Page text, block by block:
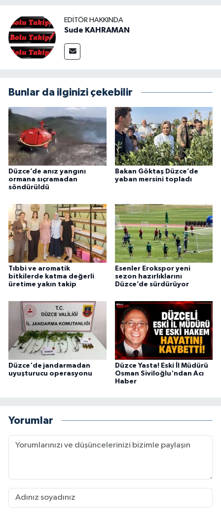
EDITÖR HAKKINDA
Sude KAHRAMAN
Bunlar da ilginizi çekebilir
Düzce’de anız yangını
ormana sıçramadan
söndürüldü
Bakan Göktaş Düzce’de
yaban mersini topladı
Tıbbi ve aromatik
bitkilerde katma değerli
üretime yakın takip
Esenler Erokspor yeni
sezon hazırlıklarını
Düzce’de sürdürüyor
Düzce'de jandarmadan
uyuşturucu operasyonu
Düzce Yasta! Eski İl Müdürü
Osman Siviloğlu'ndan Acı
Haber
Yorumlar